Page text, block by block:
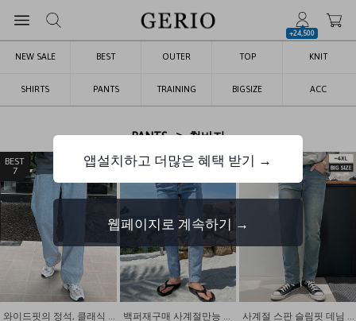
+24,500
NEW SALE BEST OUTER TOP KNIT
SHIRTS PANTS TRAINING BIGSIZE ACC
PANTS > 청바지
사계절 스판 슬림핏 데님 팬츠
1
숏/기본 무게는 덜어내고 시원함만 남긴 쿨링 밴딩 데님
카펜터 버뮤다 데님 와이드 쇼츠
앱설치하고 더많은 혜택 받기 →
웹페이지로 계속하기 →